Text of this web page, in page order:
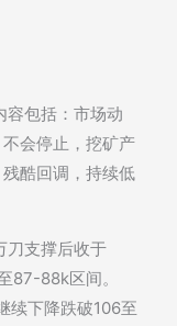
包括：市场动
会停止，挖矿产
酷回调，持续低
刀支撑后收于
87-88k区间。
续下降跌破106至